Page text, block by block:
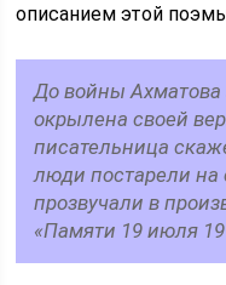
описанием этой
До войны Ахматова
окрылена своей
писательница
люди постарели на
прозвучали в
«Памяти 19 июля